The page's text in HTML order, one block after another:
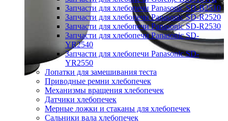
Запчасти для хлебопечи Panasonic SD-B2510
Запчасти для хлебопечи Panasonic SD-R2520
Запчасти для хлебопечи Panasonic SD-R2530
Запчасти для хлебопечи Panasonic SD-
YR2540
Запчасти для хлебопечи Panasonic SD-
YR2550
Лопатки для замешивания теста
Приводные ремни хлебопечек
Механизмы вращения хлебопечек
Датчики хлебопечек
Мерные ложки и стаканы для хлебопечек
Сальники вала хлебопечек